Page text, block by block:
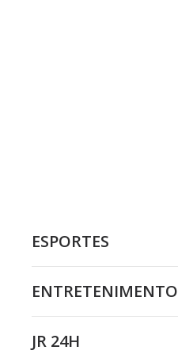
ESPORTES
ENTRETENIMENTO
JR 24H